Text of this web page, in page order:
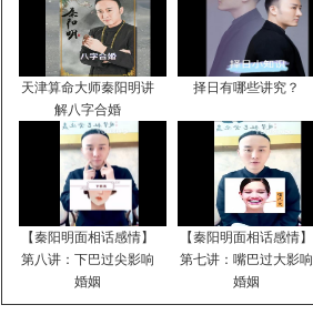
天津算命大师秦阳明讲
解八字合婚
择日有哪些讲究？
【秦阳明面相话感情】
第八讲：下巴过尖影响
婚姻
【秦阳明面相话感情】
第七讲：嘴巴过大影响
婚姻